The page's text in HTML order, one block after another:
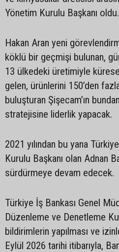
Yönetim Kurulu Başkanı
Hakan Aran yeni
köklü bir geçmişi bulunan,
13 ülkedeki üretimiyle
gelen, ürünlerini 150’den
buluşturan Şişecam’ın
stratejisine liderlik yapacak.
2021 yılından bu yana
Kurulu Başkanı olan Adnan
sürdürmeye devam edecek.
Türkiye İş Bankası Genel
Düzenleme ve Denetleme
bildirimlerin yapılması ve
Eylül 2026 tarihi itibarıyla,